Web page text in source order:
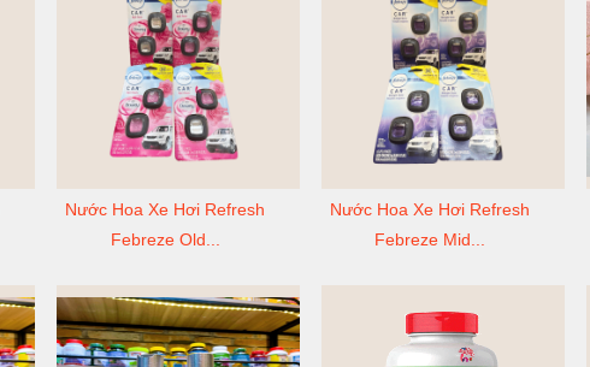
Nước Hoa Xe Hơi Refresh
Febreze Old...
Nước Hoa Xe Hơi Refresh
Febreze Mid...